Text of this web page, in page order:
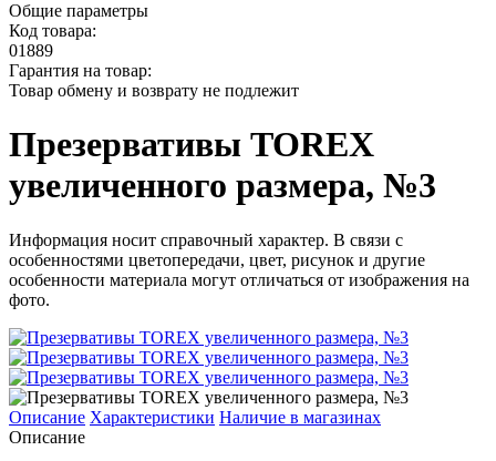
Общие параметры
Код товара:
01889
Гарантия на товар:
Товар обмену и возврату не подлежит
Презервативы TOREX
увеличенного размера, №3
Информация носит справочный характер. В связи с
особенностями цветопередачи, цвет, рисунок и другие
особенности материала могут отличаться от изображения на
фото.
Описание Характеристики Наличие в магазинах
Описание